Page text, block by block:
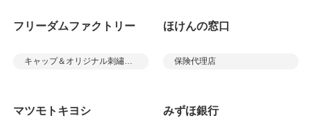
フリーダムファクトリー
キャップ＆オリジナル刺繡ショップ
ほけんの窓口
保険代理店
マツモトキヨシ みずほ銀行